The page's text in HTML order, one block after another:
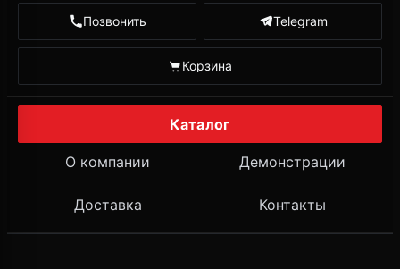
Позвонить Telegram
Корзина
Каталог
О компании Демонстрации
Доставка Контакты